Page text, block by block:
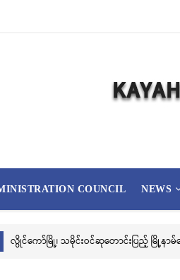
COUNCIL NEWS
အဂတိလိုက်စားမှုတိုက်ဖ